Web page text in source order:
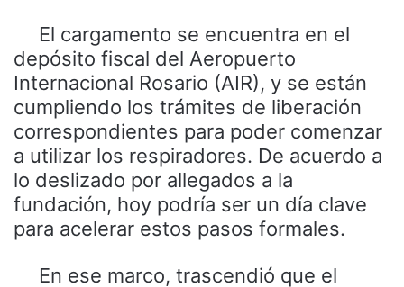
El cargamento se encuentra en el
depósito fiscal del Aeropuerto
Internacional Rosario (AIR), y se están
cumpliendo los trámites de liberación
correspondientes para poder comenzar
a utilizar los respiradores. De acuerdo a
lo deslizado por allegados a la
fundación, hoy podría ser un día clave
para acelerar estos pasos formales.
En ese marco, trascendió que el